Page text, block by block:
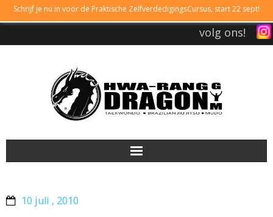
Schrijf je nu in voor de Praktische ZelfverdedigingsCursus, start 22 sept!
volg ons!
LESTIJDEN
10 juli , 2010